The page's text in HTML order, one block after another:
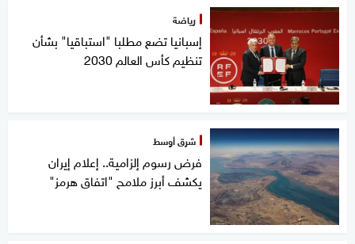
رياضة
إسبانيا تضع مطلبا "استباقيا" بشأن
تنظيم كأس العالم 2030
شرق أوسط
فرض رسوم إلزامية.. إعلام إيران
يكشف أبرز ملامح "اتفاق هرمز"